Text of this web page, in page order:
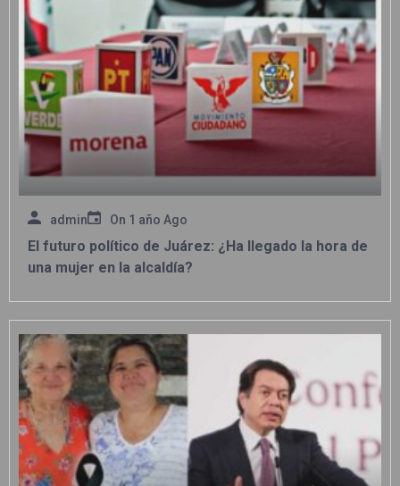
admin On 1 año Ago
El futuro político de Juárez: ¿Ha llegado la hora de
una mujer en la alcaldía?